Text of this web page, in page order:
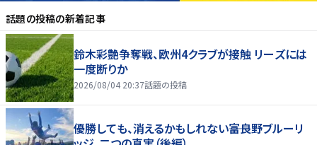
話題の投稿の新着記事
鈴木彩艶争奪戦、欧州4クラブが接触 リーズには
一度断りか
2026/08/04 20:37話題の投稿
優勝しても、消えるかもしれない――富良野ブルーリ